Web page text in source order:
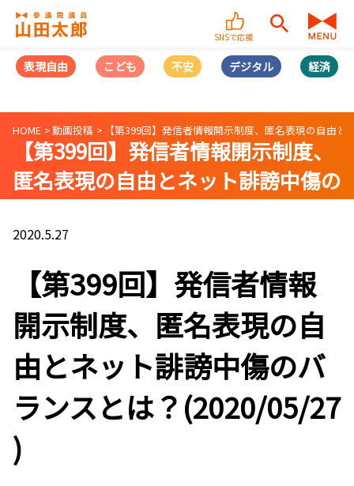
SNSで応援
表現自由 こども 不安 デジタル 経済
HOME 動画投稿 【第399回】発信者情報開示制度、匿名表現の自由
【第399回】発信者情報開示制度、
匿名表現の自由とネット誹謗中傷の
バランスとは？(2020/05/27 )
2020.5.27
【第399回】発信者情報
開示制度、匿名表現の自
由とネット誹謗中傷のバ
ランスとは？(2020/05/27
)